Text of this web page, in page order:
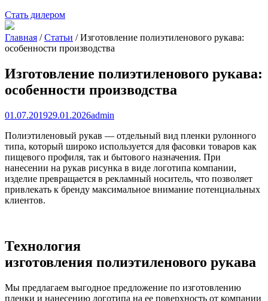
Стать дилером
Главная /Статьи /Изготовление полиэтиленового рукава:
особенности производства
Изготовление полиэтиленового рукава:
особенности производства
01.07.201929.01.2026admin
Полиэтиленовый рукав — отдельный вид пленки рулонного
типа, который широко используется для фасовки товаров как
пищевого профиля, так и бытового назначения. При
нанесении на рукав рисунка в виде логотипа компании,
изделие превращается в рекламный носитель, что позволяет
привлекать к бренду максимальное внимание потенциальных
клиентов.
Технология
изготовления полиэтиленового рукава
Мы предлагаем выгодное предложение по изготовлению
пленки и нанесению логотипа на ее поверхность от компании